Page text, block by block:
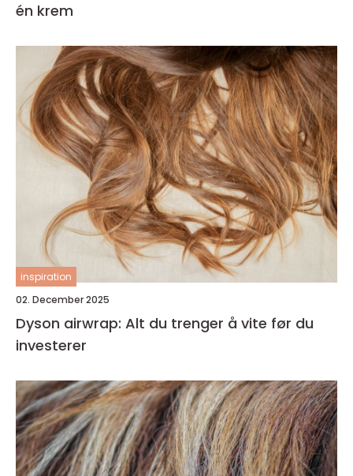
én krem
inspiration
02. December 2025
Dyson airwrap: Alt du trenger å vite før du
investerer